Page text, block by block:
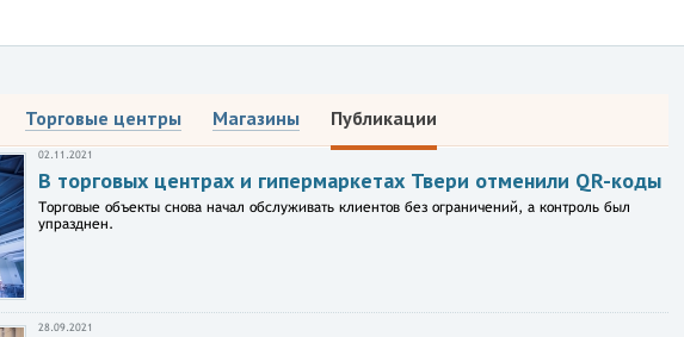
Торговые центры Магазины Публикации
02.11.2021
В торговых центрах и гипермаркетах Твери отменили QR-коды
Торговые объекты снова начал обслуживать клиентов без ограничений, а контроль был
упразднен.
28.09.2021